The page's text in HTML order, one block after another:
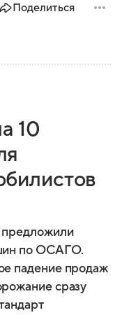
Поделиться
10
предложили
по ОСАГО.
падение продаж
сразу